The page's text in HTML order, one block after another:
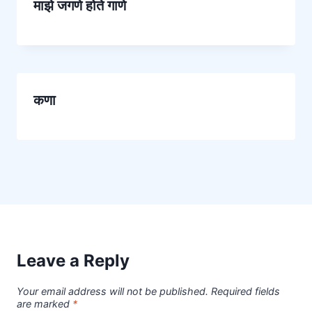
माझे जगणे होते गाणे
कणा
Leave a Reply
Your email address will not be published. Required fields
are marked *